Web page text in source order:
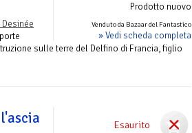
Prodotto nuovo
Venduto da Bazaar del Fantastico
» Vedi scheda completa
sulle terre del Delfino di Francia, figlio
Esaurito